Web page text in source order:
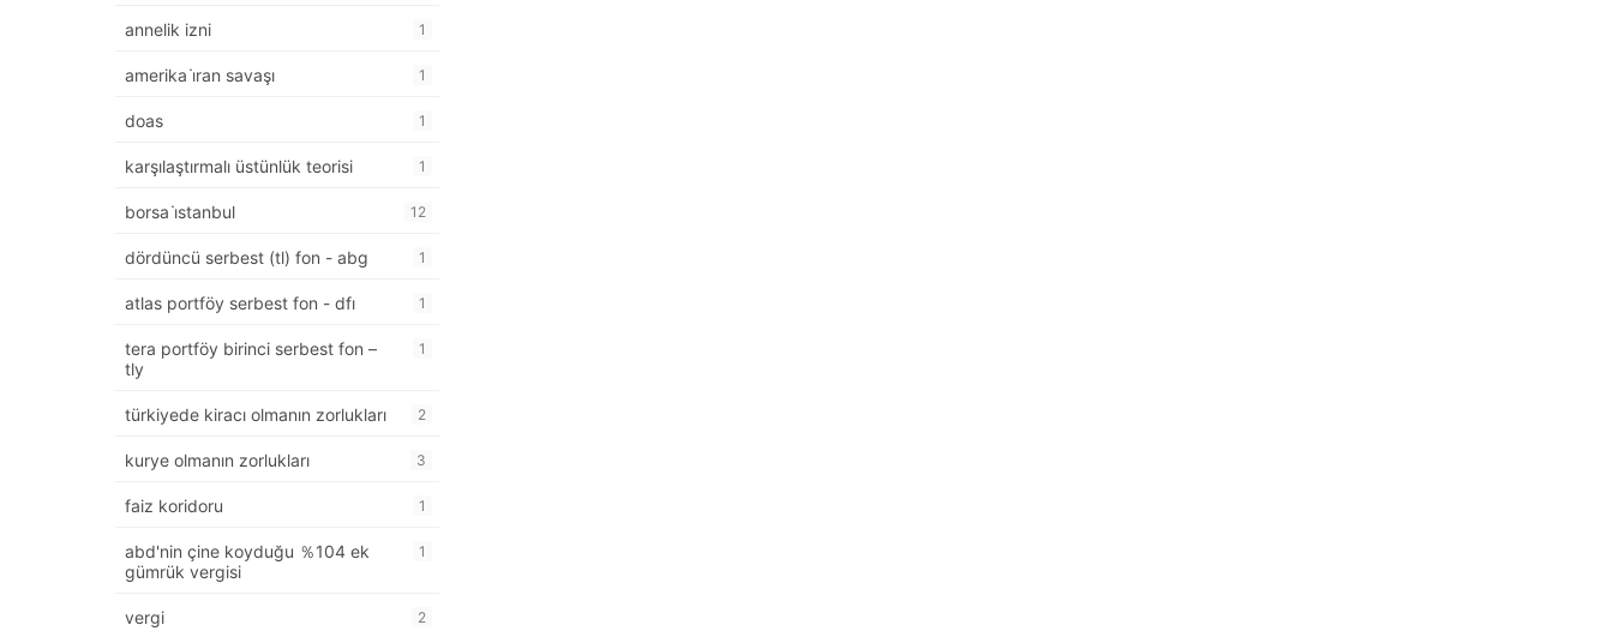
annelik izni 1
amerika i̇ran savaşı 1
doas 1
karşılaştırmalı üstünlük teorisi 1
borsa i̇stanbul 12
dördüncü serbest (tl) fon - abg 1
atlas portföy serbest fon - dfı 1
tera portföy birinci serbest fon –
tly
1
türkiyede kiracı olmanın zorlukları 2
kurye olmanın zorlukları 3
faiz koridoru 1
abd'nin çine koyduğu ％104 ek
gümrük vergisi
1
vergi 2